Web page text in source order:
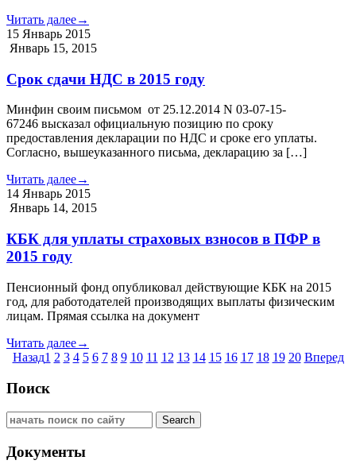
Читать далее→
15 Январь 2015
Январь 15, 2015
Срок сдачи НДС в 2015 году
Минфин своим письмом от 25.12.2014 N 03-07-15-
67246 высказал официальную позицию по сроку
предоставления декларации по НДС и сроке его уплаты.
Согласно, вышеуказанного письма, декларацию за […]
Читать далее→
14 Январь 2015
Январь 14, 2015
КБК для уплаты страховых взносов в ПФР в
2015 году
Пенсионный фонд опубликовал действующие КБК на 2015
год, для работодателей производящих выплаты физическим
лицам. Прямая ссылка на документ
Читать далее→
Назад1 2 3 4 5 6 7 8 9 10 11 12 13 14 15 16 17 18 19 20 Вперед
Поиск
Документы